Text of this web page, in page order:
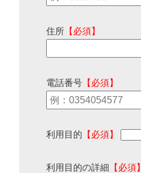
住所 【必須】
電話番号 【必須】
利用目的 【必須】
利用目的の詳細 【必須】